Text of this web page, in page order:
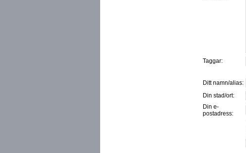
Taggar:
Ditt namn/alias:
Din stad/ort:
Din e-
postadress: